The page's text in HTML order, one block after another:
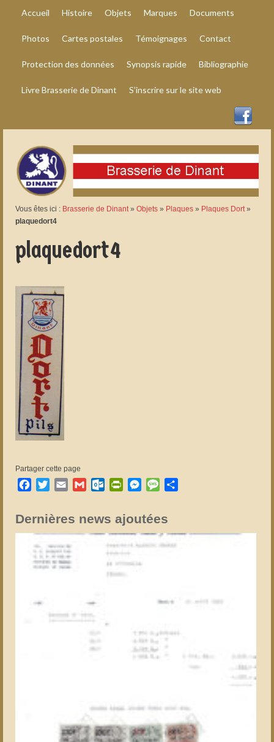
Accueil Histoire Objets Marques Documents
Photos Cartes postales Témoignages Contact
Protection des données Synopsis rapide Bibliographie
Livre Brasserie de Dinant S’inscrire sur le site web
Vous êtes ici : Brasserie de Dinant» Objets » Plaques » Plaques Dort»
plaquedort4
plaquedort4
Partager cette page
Facebook
TwitterEmail GmailOutlook.com
PrintFriendly
Messenger
Message
Dernières news ajoutées